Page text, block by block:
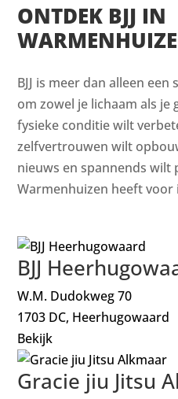
ONTDEK BJJ IN
BJJ is meer dan alleen
om zowel je lichaam als je
fysieke conditie wilt
zelfvertrouwen wilt
nieuws en spannends wilt
Warmenhuizen heeft voor
BJJ
W.M. Dudokweg 70
1703 DC, Heerhugowaard
Bekijk
Gracie jiu Jitsu